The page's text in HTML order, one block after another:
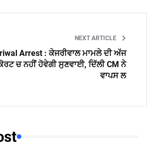
NEXT ARTICLE
Arrest : ਕੇਜਰੀਵਾਲ ਮਾਮਲੇ ਦੀ ਅੱਜ
ਚ ਨਹੀਂ ਹੋਵੇਗੀ ਸੁਣਵਾਈ, ਦਿੱਲੀ CM ਨੇ
ਵਾਪਸ ਲ